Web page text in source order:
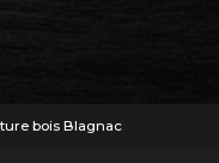
bois Blagnac